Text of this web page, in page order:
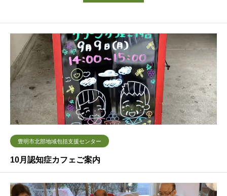
豊明市北部地域包括支援センター
10月認知症カフェご案内